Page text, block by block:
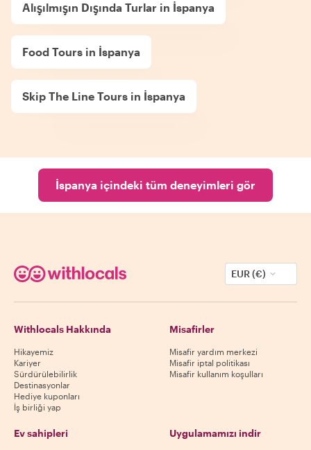
Alışılmışın Dışında Turlar in İspanya
Food Tours in İspanya
Skip The Line Tours in İspanya
İspanya içindeki tüm deneyimleri gör
EUR (€)
Withlocals Hakkında
Hikayemiz
Kariyer
Sürdürülebilirlik
Destinasyonlar
Hediye kuponları
İş birliği yap
Misafirler
Misafir yardım merkezi
Misafir iptal politikası
Misafir kullanım koşulları
Ev sahipleri Uygulamamızı indir